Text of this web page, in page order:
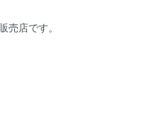
売店です。